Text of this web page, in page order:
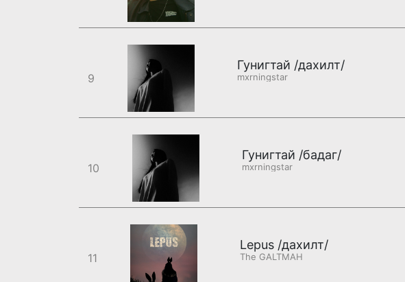
9
Гунигтай /дахилт/
mxrningstar
10
Гунигтай /бадаг/
mxrningstar
11
Lepus /дахилт/
The GALTMAH